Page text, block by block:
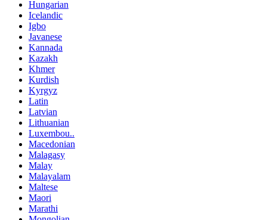
Hungarian
Icelandic
Igbo
Javanese
Kannada
Kazakh
Khmer
Kurdish
Kyrgyz
Latin
Latvian
Lithuanian
Luxembou..
Macedonian
Malagasy
Malay
Malayalam
Maltese
Maori
Marathi